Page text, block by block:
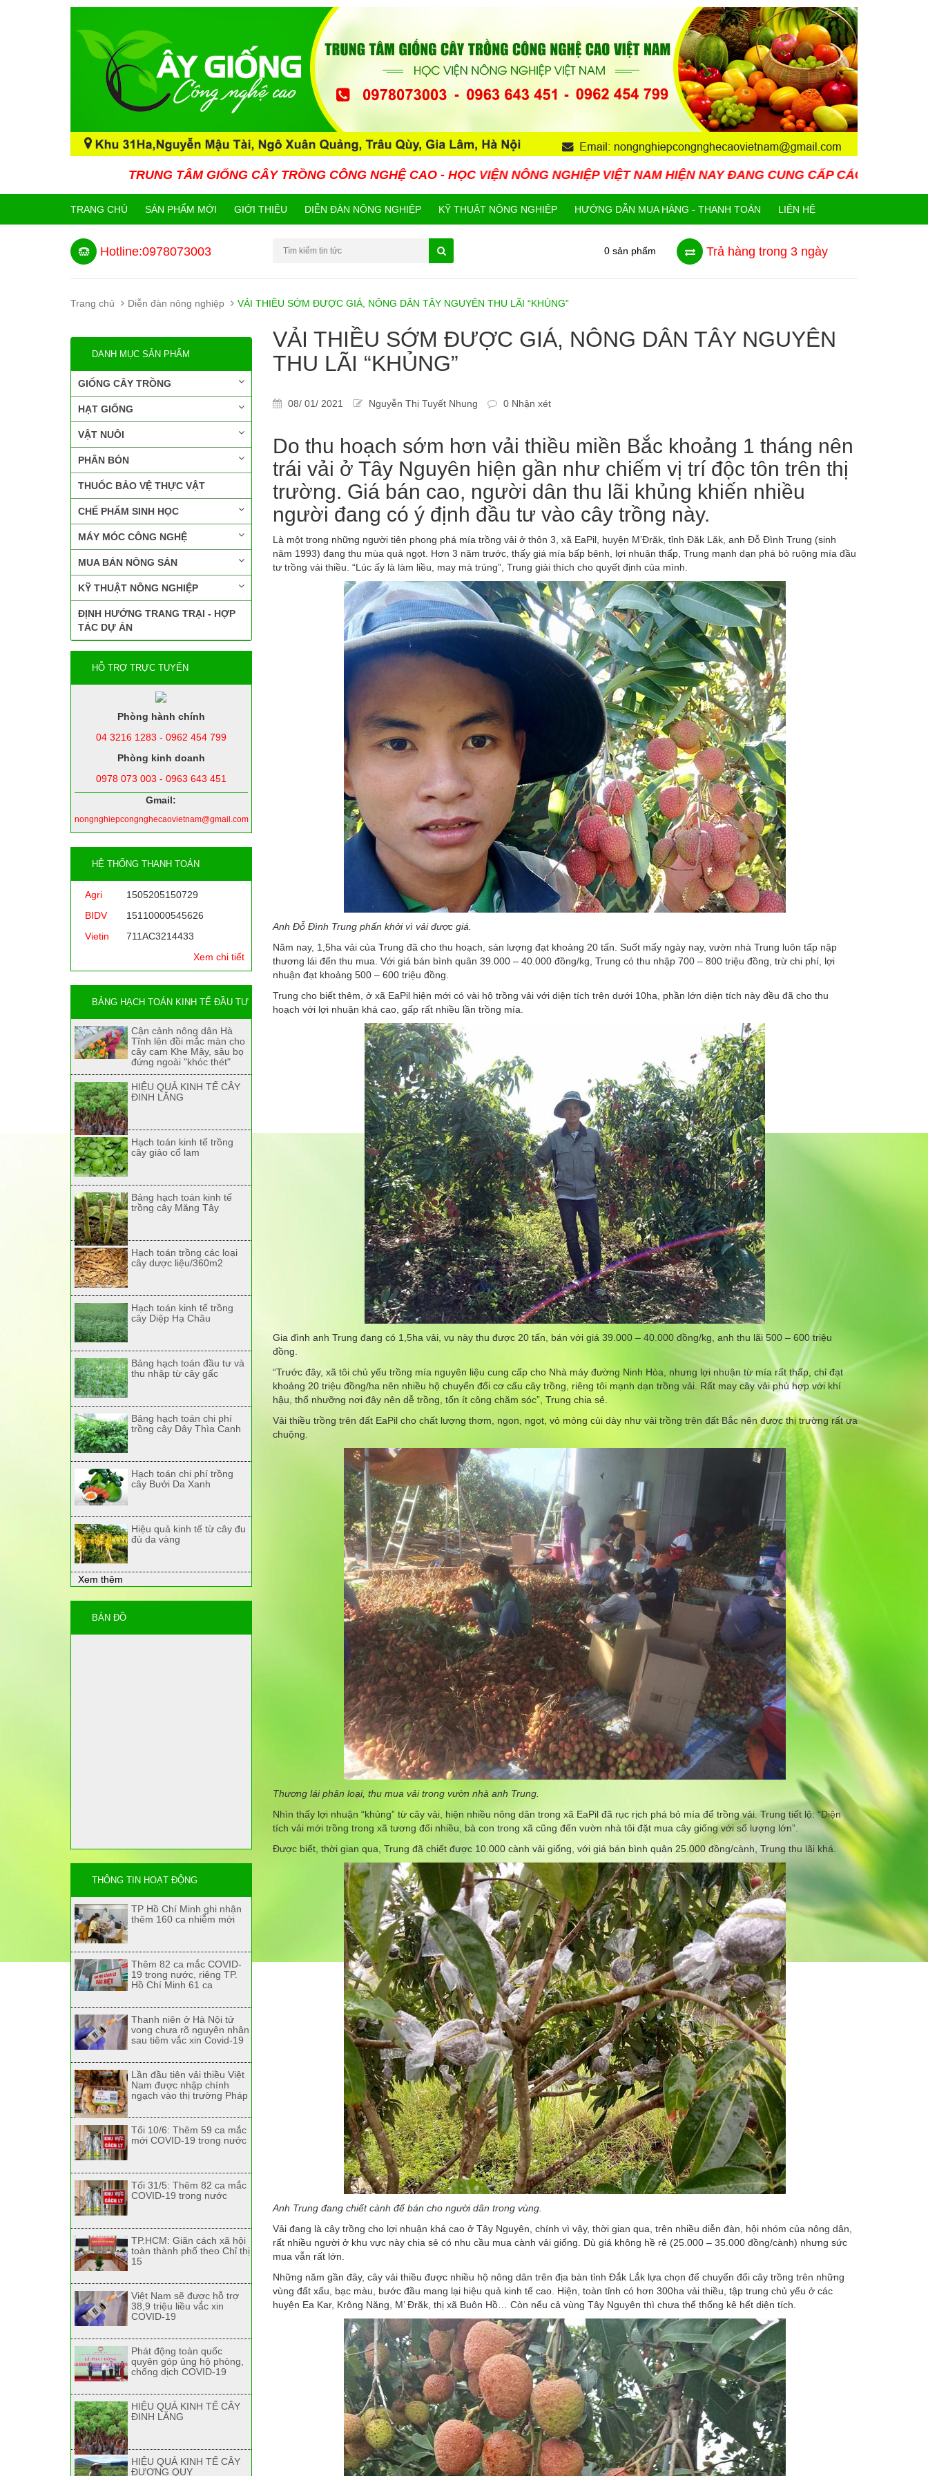
TRUNG TÂM GIỐNG CÂY TRỒNG CÔNG NGHỆ CAO - HỌC VIỆN NÔNG NGHIỆP VIỆT NAM HIỆN NAY ĐANG CUNG CẤP CÁC LOẠI GIỐNG CÂY
TRANG CHỦ SẢN PHẨM MỚI GIỚI THIỆU DIỄN ĐÀN NÔNG NGHIỆP KỸ THUẬT NÔNG NGHIỆP HƯỚNG DẪN MUA HÀNG - THANH TOÁN LIÊN HỆ
Hotline:0978073003 0 sản phẩm Trả hàng trong 3 ngày
Trang chủ Diễn đàn nông nghiệp VẢI THIỀU SỚM ĐƯỢC GIÁ, NÔNG DÂN TÂY NGUYÊN THU LÃI “KHỦNG”
DANH MỤC SẢN PHẨM
GIỐNG CÂY TRỒNG
HẠT GIỐNG
VẬT NUÔI
PHÂN BÓN
THUỐC BẢO VỆ THỰC VẬT
CHẾ PHẨM SINH HỌC
MÁY MÓC CÔNG NGHỆ
MUA BÁN NÔNG SẢN
KỸ THUẬT NÔNG NGHIỆP
ĐỊNH HƯỚNG TRANG TRẠI - HỢP
TÁC DỰ ÁN
HỖ TRỢ TRỰC TUYẾN
Phòng hành chính
04 3216 1283 - 0962 454 799
Phòng kinh doanh
0978 073 003 - 0963 643 451
Gmail:
nongnghiepcongnghecaovietnam@gmail.com
HỆ THỐNG THANH TOÁN
Agri
1505205150729
BIDV
15110000545626
Vietin
711AC3214433
Xem chi tiết
BẢNG HẠCH TOÁN KINH TẾ ĐẦU TƯ
Cận cảnh nông dân Hà
Tĩnh lên đồi mắc màn cho
cây cam Khe Mây, sâu bọ
đứng ngoài "khóc thét"
HIỆU QUẢ KINH TẾ CÂY
ĐINH LĂNG
Hạch toán kinh tế trồng
cây giảo cổ lam
Bảng hạch toán kinh tế
trồng cây Măng Tây
Hạch toán trồng các loại
cây dược liệu/360m2
Hạch toán kinh tế trồng
cây Diệp Hạ Châu
Bảng hạch toán đầu tư và
thu nhập từ cây gấc
Bảng hạch toán chi phí
trồng cây Dây Thìa Canh
Hạch toán chi phí trồng
cây Bưởi Da Xanh
Hiệu quả kinh tế từ cây đu
đủ da vàng
Xem thêm
BẢN ĐỒ
THÔNG TIN HOẠT ĐỘNG
TP Hồ Chí Minh ghi nhận
thêm 160 ca nhiễm mới
Thêm 82 ca mắc COVID-
19 trong nước, riêng TP.
Hồ Chí Minh 61 ca
Thanh niên ở Hà Nội tử
vong chưa rõ nguyên nhân
sau tiêm vắc xin Covid-19
Lần đầu tiên vải thiều Việt
Nam được nhập chính
ngạch vào thị trường Pháp
Tối 10/6: Thêm 59 ca mắc
mới COVID-19 trong nước
Tối 31/5: Thêm 82 ca mắc
COVID-19 trong nước
TP.HCM: Giãn cách xã hội
toàn thành phố theo Chỉ thị
15
Việt Nam sẽ được hỗ trợ
38,9 triệu liều vắc xin
COVID-19
Phát động toàn quốc
quyên góp ủng hộ phòng,
chống dịch COVID-19
HIỆU QUẢ KINH TẾ CÂY
ĐINH LĂNG
HIỆU QUẢ KINH TẾ CÂY
ĐƯƠNG QUY
VẢI THIỀU SỚM ĐƯỢC GIÁ, NÔNG DÂN TÂY NGUYÊN
THU LÃI “KHỦNG”
08/ 01/ 2021 Nguyễn Thị Tuyết Nhung 0 Nhận xét
Do thu hoạch sớm hơn vải thiều miền Bắc khoảng 1 tháng nên
trái vải ở Tây Nguyên hiện gần như chiếm vị trí độc tôn trên thị
trường. Giá bán cao, người dân thu lãi khủng khiến nhiều
người đang có ý định đầu tư vào cây trồng này.
Là một trong những người tiên phong phá mía trồng vải ở thôn 3, xã EaPil, huyện M’Đrăk, tỉnh Đăk Lăk, anh Đỗ Đình Trung (sinh
năm 1993) đang thu mùa quả ngọt. Hơn 3 năm trước, thấy giá mía bấp bênh, lợi nhuận thấp, Trung mạnh dạn phá bỏ ruộng mía đầu
tư trồng vải thiều. “Lúc ấy là làm liều, may mà trúng”, Trung giải thích cho quyết định của mình.
Anh Đỗ Đình Trung phấn khởi vì vải được giá.
Năm nay, 1,5ha vải của Trung đã cho thu hoạch, sản lượng đạt khoảng 20 tấn. Suốt mấy ngày nay, vườn nhà Trung luôn tấp nập
thương lái đến thu mua. Với giá bán bình quân 39.000 – 40.000 đồng/kg, Trung có thu nhập 700 – 800 triệu đồng, trừ chi phí, lợi
nhuận đạt khoảng 500 – 600 triệu đồng.
Trung cho biết thêm, ở xã EaPil hiện mới có vài hộ trồng vải với diện tích trên dưới 10ha, phần lớn diện tích này đều đã cho thu
hoạch với lợi nhuận khá cao, gấp rất nhiều lần trồng mía.
Gia đình anh Trung đang có 1,5ha vải, vụ này thu được 20 tấn, bán với giá 39.000 – 40.000 đồng/kg, anh thu lãi 500 – 600 triệu
đồng.
“Trước đây, xã tôi chủ yếu trồng mía nguyên liệu cung cấp cho Nhà máy đường Ninh Hòa, nhưng lợi nhuận từ mía rất thấp, chỉ đạt
khoảng 20 triệu đồng/ha nên nhiều hộ chuyển đổi cơ cấu cây trồng, riêng tôi mạnh dạn trồng vải. Rất may cây vải phù hợp với khí
hậu, thổ nhưỡng nơi đây nên dễ trồng, tốn ít công chăm sóc”, Trung chia sẻ.
Vải thiều trồng trên đất EaPil cho chất lượng thơm, ngon, ngọt, vỏ mỏng cùi dày như vải trồng trên đất Bắc nên được thị trường rất ưa
chuộng.
Thương lái phân loại, thu mua vải trong vườn nhà anh Trung.
Nhìn thấy lợi nhuận “khủng” từ cây vải, hiện nhiều nông dân trong xã EaPil đã rục rịch phá bỏ mía để trồng vải. Trung tiết lộ: “Diện
tích vải mới trồng trong xã tương đối nhiều, bà con trong xã cũng đến vườn nhà tôi đặt mua cây giống với số lượng lớn”.
Được biết, thời gian qua, Trung đã chiết được 10.000 cành vải giống, với giá bán bình quân 25.000 đồng/cành, Trung thu lãi khá.
Anh Trung đang chiết cành để bán cho người dân trong vùng.
Vải đang là cây trồng cho lợi nhuận khá cao ở Tây Nguyên, chính vì vậy, thời gian qua, trên nhiều diễn đàn, hội nhóm của nông dân,
rất nhiều người ở khu vực này chia sẻ có nhu cầu mua cành vải giống. Dù giá không hề rẻ (25.000 – 35.000 đồng/cành) nhưng sức
mua vẫn rất lớn.
Những năm gần đây, cây vải thiều được nhiều hộ nông dân trên địa bàn tỉnh Đắk Lắk lựa chọn để chuyển đổi cây trồng trên những
vùng đất xấu, bạc màu, bước đầu mang lại hiệu quả kinh tế cao. Hiện, toàn tỉnh có hơn 300ha vải thiều, tập trung chủ yếu ở các
huyện Ea Kar, Krông Năng, M’ Đrăk, thị xã Buôn Hồ… Còn nếu cả vùng Tây Nguyên thì chưa thể thống kê hết diện tích.